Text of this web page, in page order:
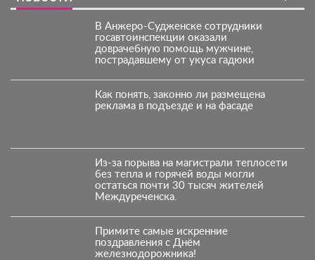
В Анжеро-Судженске сотрудники
госавтоинспекции оказали
доврачебную помощь мужчине,
пострадавшему от укуса гадюки
Как понять, законно ли размещена
реклама в подъезде и на фасаде
Из-за порыва на магистрали теплосети
без тепла и горячей воды могли
остаться почти 30 тысяч жителей
Междуреченска.
Примите самые искренние
поздравления с Днём
железнодорожника!